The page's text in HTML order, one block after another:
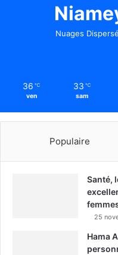
Nuages
36 ℃
ven
33 ℃
sam
Populaire
Santé,
25
Hama